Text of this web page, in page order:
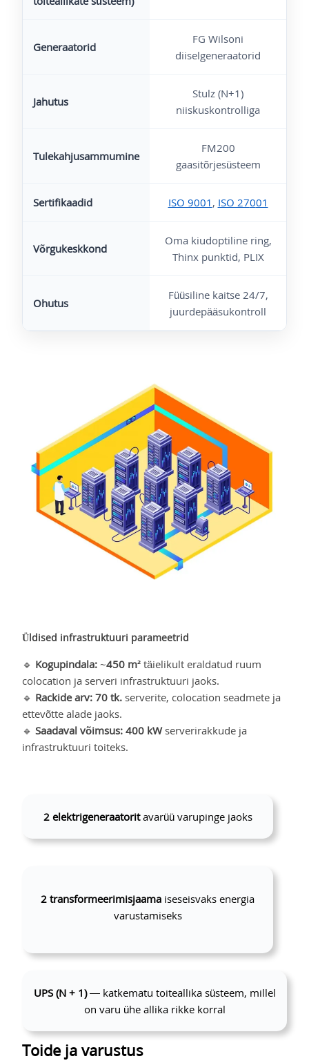
Generaatorid
FG Wilsoni
diiselgeneraatorid
Jahutus
Stulz (N+1)
niiskuskontrolliga
Tulekahjusammumine
FM200
gaasitõrjesüsteem
Sertifikaadid ISO 9001 , ISO 27001
Võrgukeskkond
Oma kiudoptiline ring,
Thinx punktid, PLIX
Ohutus
Füüsiline kaitse 24/7,
juurdepääsukontroll
Üldised infrastruktuuri parameetrid
🔹 Kogupindala: ~450 m² täielikult eraldatud ruum
colocation ja serveri infrastruktuuri jaoks.
🔹 Rackide arv: 70 tk. serverite, colocation seadmete ja
ettevõtte alade jaoks.
🔹 Saadaval võimsus: 400 kWserverirakkude ja
infrastruktuuri toiteks.
Toide ja varustus
2 elektrigeneraatoritavarüü varupinge jaoks
2 transformeerimisjaama iseseisvaks energia
varustamiseks
UPS (N + 1)— katkematu toiteallika süsteem, millel
on varu ühe allika rikke korral